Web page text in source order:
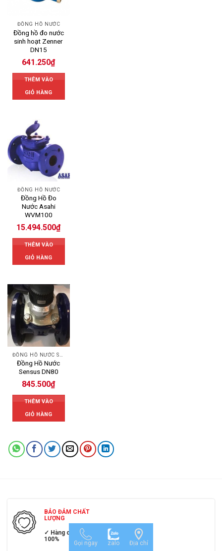
ĐỒNG HỒ NƯỚC
Đồng hồ đo nước
sinh hoạt Zenner
DN15
641.250₫
THÊM VÀO
GIỎ HÀNG
ĐỒNG HỒ NƯỚC
Đồng Hồ Đo
Nước Asahi
WVM100
15.494.500₫
THÊM VÀO
GIỎ HÀNG
Đồng Hồ Nước
Sensus DN80
845.500₫
THÊM VÀO
GIỎ HÀNG
BẢO ĐẢM CHẤT
LƯỢNG
✓ Hàng chính hãng
100%
Gọi ngay zalo Địa chỉ